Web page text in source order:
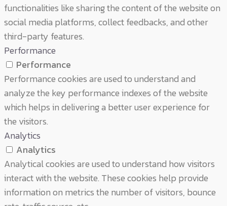
functionalities like sharing the content of the website on
social media platforms, collect feedbacks, and other
third-party features.
Performance
Performance
Performance cookies are used to understand and
analyze the key performance indexes of the website
which helps in delivering a better user experience for
the visitors.
Analytics
Analytics
Analytical cookies are used to understand how visitors
interact with the website. These cookies help provide
information on metrics the number of visitors, bounce